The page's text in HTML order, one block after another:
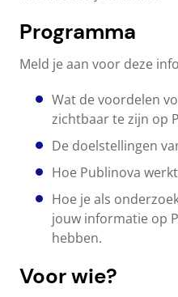
Programma
Meld je aan voor deze
Wat de voordelen
zichtbaar te zijn op
De doelstellingen
Hoe Publinova
Hoe je als
jouw informatie op
hebben.
Voor wie?